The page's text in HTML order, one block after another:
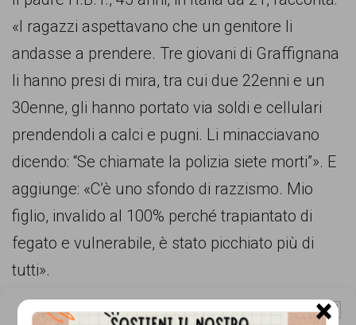
Gestisci Consenso Cookie
specificamente
dedicato
fenomeno
del
razzismo
curato
da
Lunaria
collaborazione
con
«I ragazzi aspettavano che un genitore li
andasse a prendere. Tre giovani di Graffignana
li hanno presi di mira, tra cui due 22enni e un
30enne, gli hanno portato via soldi e cellulari
prendendoli a calci e pugni. Li minacciavano
dicendo: “Se chiamate la polizia siete morti”». E
aggiunge: «C’è uno sfondo di razzismo. Mio
figlio, invalido al 100% perché trapiantato di
fegato e vulnerabile, è stato picchiato più di
tutti».
×